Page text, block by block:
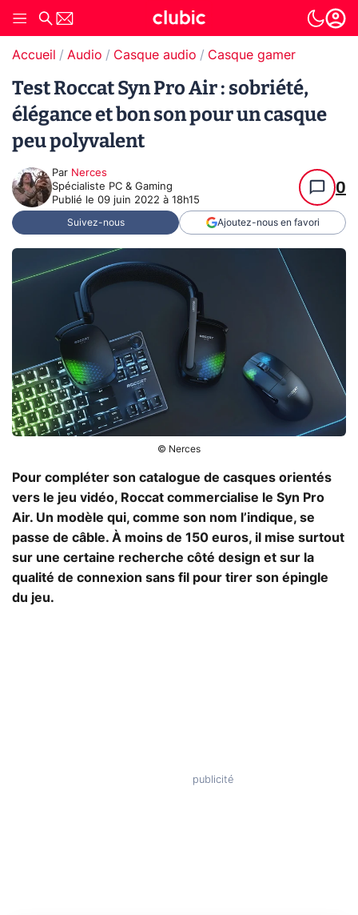
Accueil Audio Casque audio Casque gamer
Test Roccat Syn Pro Air : sobriété,
élégance et bon son pour un casque
peu polyvalent
Par Nerces
Spécialiste PC & Gaming
Publié le 09 juin 2022 à 18h15
0
Suivez-nous Ajoutez-nous en favori
© Nerces
Pour compléter son catalogue de casques orientés
vers le jeu vidéo, Roccat commercialise le Syn Pro
Air. Un modèle qui, comme son nom l’indique, se
passe de câble. À moins de 150 euros, il mise surtout
sur une certaine recherche côté design et sur la
qualité de connexion sans fil pour tirer son épingle
du jeu.